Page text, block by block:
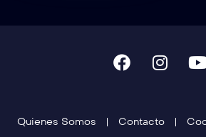
Tan cerca de ti, nace el
Quienes Somos Contacto